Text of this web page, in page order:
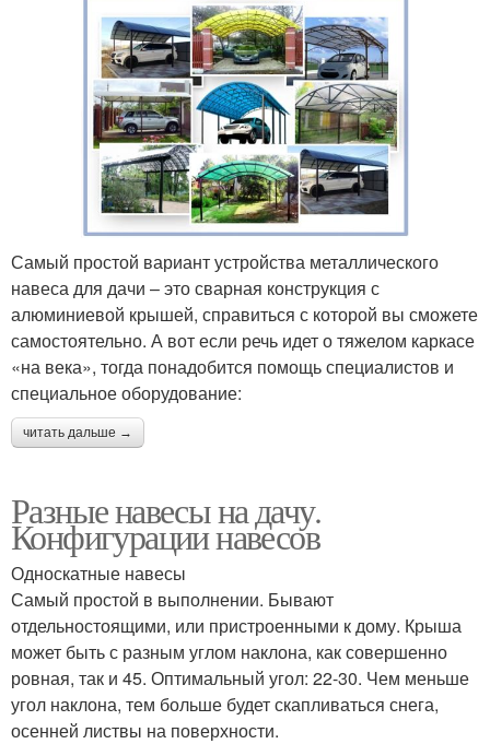
Самый простой вариант устройства металлического
навеса для дачи – это сварная конструкция с
алюминиевой крышей, справиться с которой вы сможете
самостоятельно. А вот если речь идет о тяжелом каркасе
«на века», тогда понадобится помощь специалистов и
специальное оборудование:
читать дальше →
Разные навесы на дачу.
Конфигурации навесов
Односкатные навесы
Самый простой в выполнении. Бывают
отдельностоящими, или пристроенными к дому. Крыша
может быть с разным углом наклона, как совершенно
ровная, так и 45. Оптимальный угол: 22-30. Чем меньше
угол наклона, тем больше будет скапливаться снега,
осенней листвы на поверхности.